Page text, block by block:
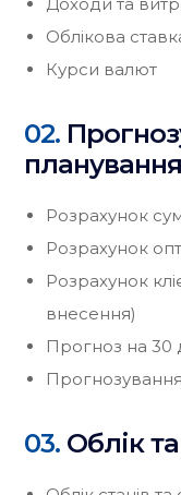
Облікова
Курси валют
02.
Розрахунок
Розрахунок
Розрахунок
внесення)
Прогноз на 30
03. Облік та